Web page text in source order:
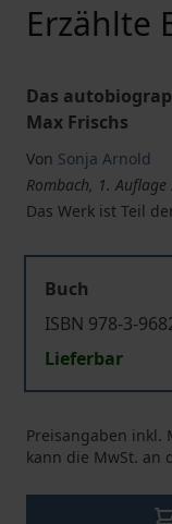
Erzählte
Das
Max Frischs
Von Sonja Arnold
Rombach, 1.
Das Werk ist Teil
Buch
ISBN 978-3-
Lieferbar
Preisangaben inkl.
kann die MwSt. an